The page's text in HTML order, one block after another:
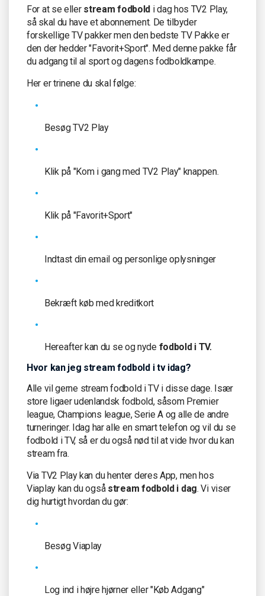
For at se eller stream fodbold i dag hos TV2 Play,
så skal du have et abonnement. De tilbyder
forskellige TV pakker men den bedste TV Pakke er
den der hedder "Favorit+Sport". Med denne pakke får
du adgang til al sport og dagens fodboldkampe.
Her er trinene du skal følge:
Besøg TV2 Play
Klik på "Kom i gang med TV2 Play" knappen.
Klik på "Favorit+Sport"
Indtast din email og personlige oplysninger
Bekræft køb med kreditkort
Hereafter kan du se og nyde fodbold i TV.
Hvor kan jeg stream fodbold i tv idag?
Alle vil gerne stream fodbold i TV i disse dage. Især
store ligaer udenlandsk fodbold, såsom Premier
league, Champions league, Serie A og alle de andre
turneringer. Idag har alle en smart telefon og vil du se
fodbold i TV, så er du også nød til at vide hvor du kan
stream fra.
Via TV2 Play kan du henter deres App, men hos
Viaplay kan du også stream fodbold i dag. Vi viser
dig hurtigt hvordan du gør:
Besøg Viaplay
Log ind i højre hjørner eller "Køb Adgang"